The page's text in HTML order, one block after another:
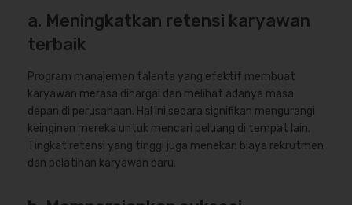
a. Meningkatkan retensi karyawan
terbaik
Program manajemen talenta yang efektif membuat
karyawan merasa dihargai dan melihat adanya masa
depan di perusahaan. Hal ini secara signifikan mengurangi
keinginan mereka untuk mencari peluang di tempat lain.
Tingkat retensi yang tinggi juga menekan biaya rekrutmen
dan pelatihan karyawan baru.